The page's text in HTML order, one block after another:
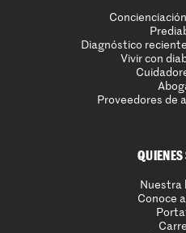
Diagnóstico
Vivir con
Proveedores de
Nuestra
Conoce